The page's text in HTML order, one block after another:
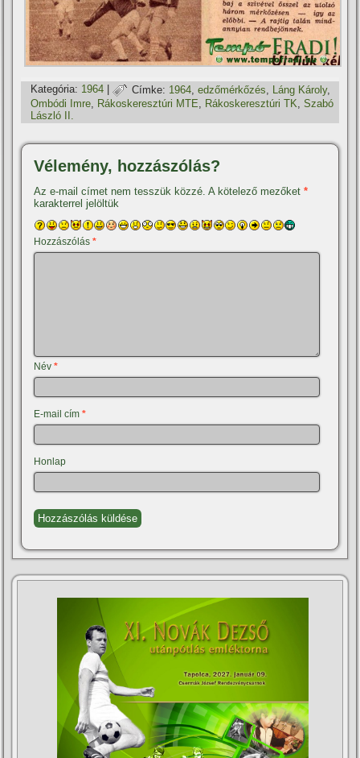
Kategória: 1964 | Címke: 1964 ,edzőmérkőzés Láng Károly,
Ombódi Imre, Rákoskeresztúri MTE, Rákoskeresztúri TK,Szabó
László II.
Vélemény, hozzászólás?
Az e-mail címet nem tesszük közzé. A kötelező mezőket*
karakterrel jelöltük
Hozzászólás*
Név*
E-mail cím*
Honlap